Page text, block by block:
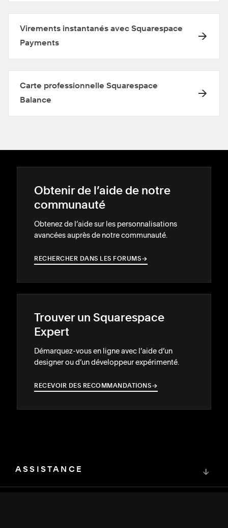
Virements instantanés avec Squarespace
Payments
Carte professionnelle Squarespace
Balance
Obtenir de l’aide de notre
communauté
Obtenez de l’aide sur les personnalisations
avancées auprès de notre communauté.
RECHERCHER DANS LES FORUMS→
→
Trouver un Squarespace
Expert
Démarquez-vous en ligne avec l’aide d’un
designer ou d’un développeur expérimenté.
RECEVOIR DES RECOMMANDATIONS→
→
ASSISTANCE ↓